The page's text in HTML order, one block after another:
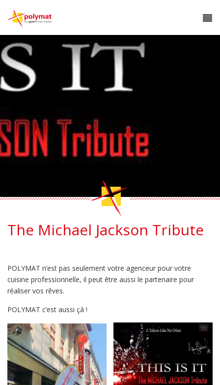
The Michael Jackson Tribute
POLYMAT n’est pas seulement votre agenceur pour votre
cuisine professionnelle, il peut être aussi le partenaire pour
réaliser vos rêves.
POLYMAT c’est aussi çà !